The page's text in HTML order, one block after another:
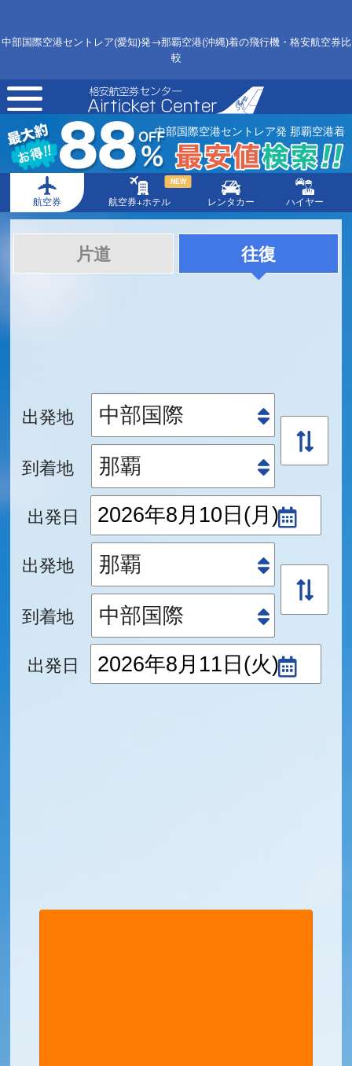
中部国際空港セントレア(愛知)発→那覇空港(沖縄)着の飛行機・格安航空券比
較
toggle
navigation
中部国際空港セントレア発 那覇空港着
航空券 航空券+ホテル
NEW
レンタカー ハイヤー
片道 往復
出発地
到着地
出発日
出発地
到着地
出発日